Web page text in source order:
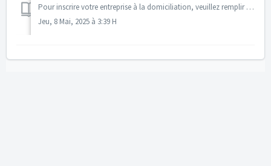
Pour inscrire votre entreprise à la domiciliation, veuillez remplir le formulaire de domiciliation. Vous pouvez le télécharger ci-dessous. Vous pouvez envoy...
Jeu, 8 Mai, 2025 à 3:39 H